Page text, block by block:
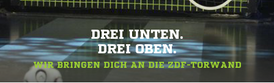
DREI UNTEN.
DREI OBEN.
WIR BRINGEN DICH AN DIE ZDF-TORWAND